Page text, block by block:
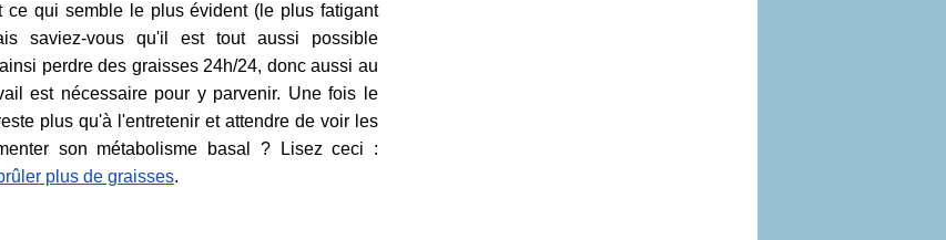
ce qui semble le plus évident (le plus fatigant
saviez-vous qu'il est tout aussi possible
perdre des graisses 24h/24, donc aussi au
est nécessaire pour y parvenir. Une fois le
plus qu'à l'entretenir et attendre de voir les
son métabolisme basal ? Lisez ceci :
plus de graisses.